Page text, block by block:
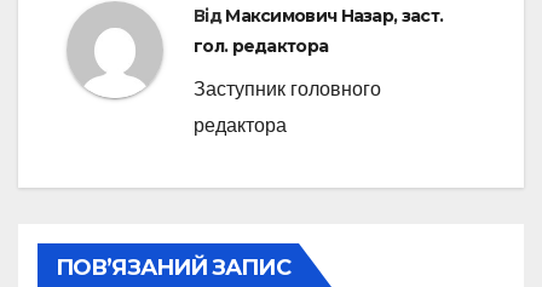
ВідМаксимович Назар, заст.
гол. редактора
Заступник головного
редактора
ПОВ’ЯЗАНИЙ ЗАПИС